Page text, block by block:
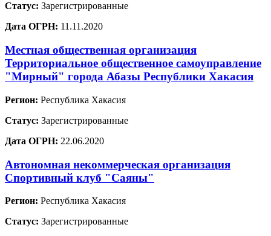
Статус: Зарегистрированные
Дата ОГРН: 11.11.2020
Местная общественная организация
Территориальное общественное самоуправление
"Мирный" города Абазы Республики Хакасия
Регион: Республика Хакасия
Статус: Зарегистрированные
Дата ОГРН: 22.06.2020
Автономная некоммерческая организация
Спортивный клуб "Саяны"
Регион: Республика Хакасия
Статус: Зарегистрированные